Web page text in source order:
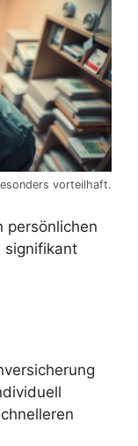
vorteilhaft.
persönlichen
signifikant